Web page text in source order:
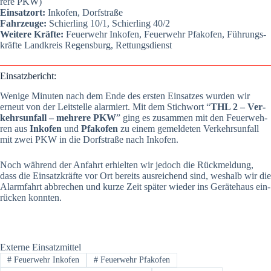
Ein­satz­ort: Inkofen, Dorf­stra­ße
Fahr­zeu­ge: Schier­ling 10/1, Schier­ling 40/2
Wei­te­re Kräf­te: Feu­er­wehr Inkofen, Feu­er­wehr Pfakofen, Füh­rungs­
kräf­te Land­kreis Regens­burg, Ret­tungs­dienst
Ein­satz­be­richt:
Weni­ge Minu­ten nach dem Ende des ers­ten Ein­sat­zes wur­den wir
erneut von der Leit­stel­le alar­miert. Mit dem Stich­wort “THL 2 – Ver­
kehrs­un­fall – meh­re­re PKW” ging es zusam­men mit den Feu­er­weh­
ren aus Inkofen und Pfakofen zu einem gemel­de­ten Ver­kehrs­un­fall
mit zwei PKW in die Dorf­stra­ße nach Inkofen.
Noch wäh­rend der Anfahrt erhiel­ten wir jedoch die Rück­mel­dung,
dass die Ein­satz­kräf­te vor Ort bereits aus­rei­chend sind, wes­halb wir die
Alarm­fahrt abbre­chen und kur­ze Zeit spä­ter wie­der ins Gerä­te­haus ein­
rü­cken konn­ten.
Externe Einsatzmittel
#Feuerwehr Inkofen #Feuerwehr Pfakofen